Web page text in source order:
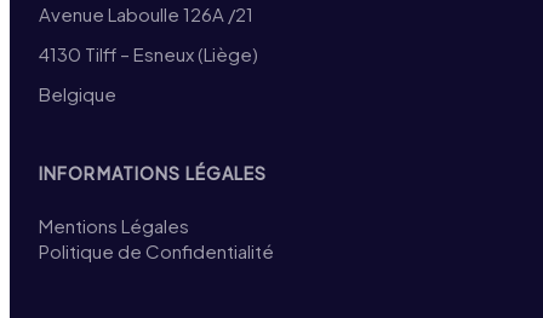
Avenue Laboulle 126A /21
4130 Tilff – Esneux (Liège)
Belgique
INFORMATIONS LÉGALES
Mentions Légales
Politique de Confidentialité